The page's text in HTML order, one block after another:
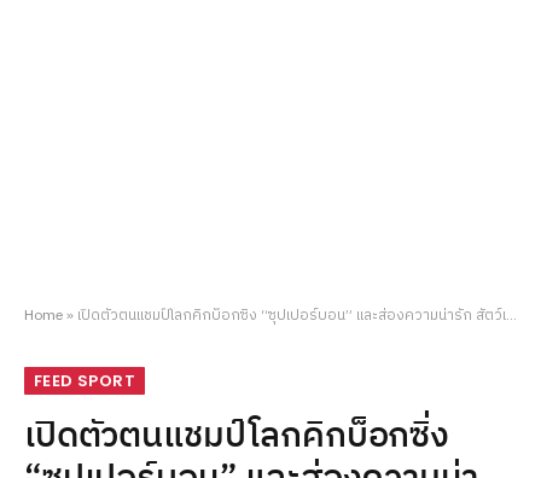
Home» เปิดตัวตนแชมป์โลกคิกบ็อกซิ่ง “ซุปเปอร์บอน” และส่องความน่ารัก สัตว์เลี้ยงตัวโปรด ราคาหลักแสน!
FEED SPORT
เปิดตัวตนแชมป์โลกคิกบ็อกซิ่ง